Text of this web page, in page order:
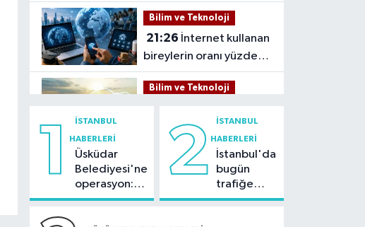
Bilim ve Teknoloji
21:26
bireylerin oranı yüzde
92,3 oldu
Bilim ve Teknoloji
4 ayda 44,5 milyona
Kültür Sanat
21:21Esenler
Belediyesi vatandaşları
1 İSTANBUL
HABERLERI
Üsküdar
Belediyesi'ne
operasyon:
Sinem
2 İSTANBUL
HABERLERI
İstanbul'da
bugün
trafiğe
dikkat: